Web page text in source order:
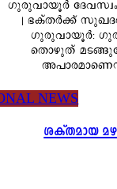
ഗുരുവായൂർ ദേവസ്വം
| ഭക്തർക്ക്
ഗുരുവായൂർ:
തൊഴുത്
NEWS
ശക്തമായ മഴ;